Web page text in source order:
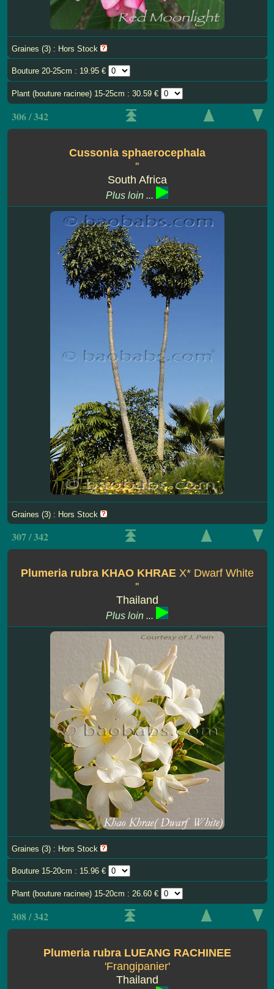
Graines (3) : Hors Stock
Bouture 20-25cm : 19.95 €
Plant (bouture racinee) 15-25cm : 30.59 €
306 / 342
Cussonia sphaerocephala
''
South Africa
Plus loin ...
Graines (3) : Hors Stock
307 / 342
Plumeria rubra KHAO KHRAE X* Dwarf White
''
Thailand
Plus loin ...
Graines (3) : Hors Stock
Bouture 15-20cm : 15.96 €
Plant (bouture racinee) 15-20cm : 26.60 €
308 / 342
Plumeria rubra LUEANG RACHINEE
'Frangipanier'
Thailand